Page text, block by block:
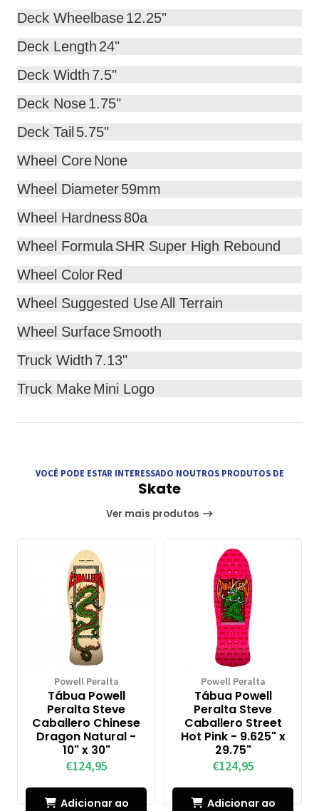
Deck Wheelbase12.25"
Deck Length 24"
Deck Width 7.5"
Deck Nose1.75"
Deck Tail 5.75"
Wheel CoreNone
Wheel Diameter59mm
Wheel Hardness80a
Wheel FormulaSHR Super High Rebound
Wheel ColorRed
Wheel Suggested UseAll Terrain
Wheel SurfaceSmooth
Truck Width 7.13"
Truck MakeMini Logo
VOCÊ PODE ESTAR INTERESSADO NOUTROS PRODUTOS DE
Skate
Ver mais produtos
Powell Peralta
Tábua Powell
Peralta Steve
Caballero Chinese
Dragon Natural -
10" x 30"
€124,95
Adicionar ao
Powell Peralta
Tábua Powell
Peralta Steve
Caballero Street
Hot Pink - 9.625" x
29.75"
€124,95
Adicionar ao